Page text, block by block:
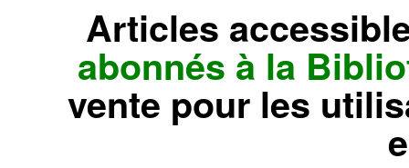
Articles
abonnés à la
vente pour les